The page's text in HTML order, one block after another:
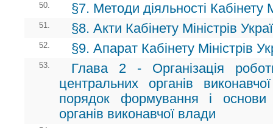
50. §7. Методи діяльності Кабінету
51. §8. Акти Кабінету Міністрів
52. §9. Апарат Кабінету Міністрів
53.
Глава 2 - Організація
центральних органів
порядок формування і основи
органів виконавчої влади